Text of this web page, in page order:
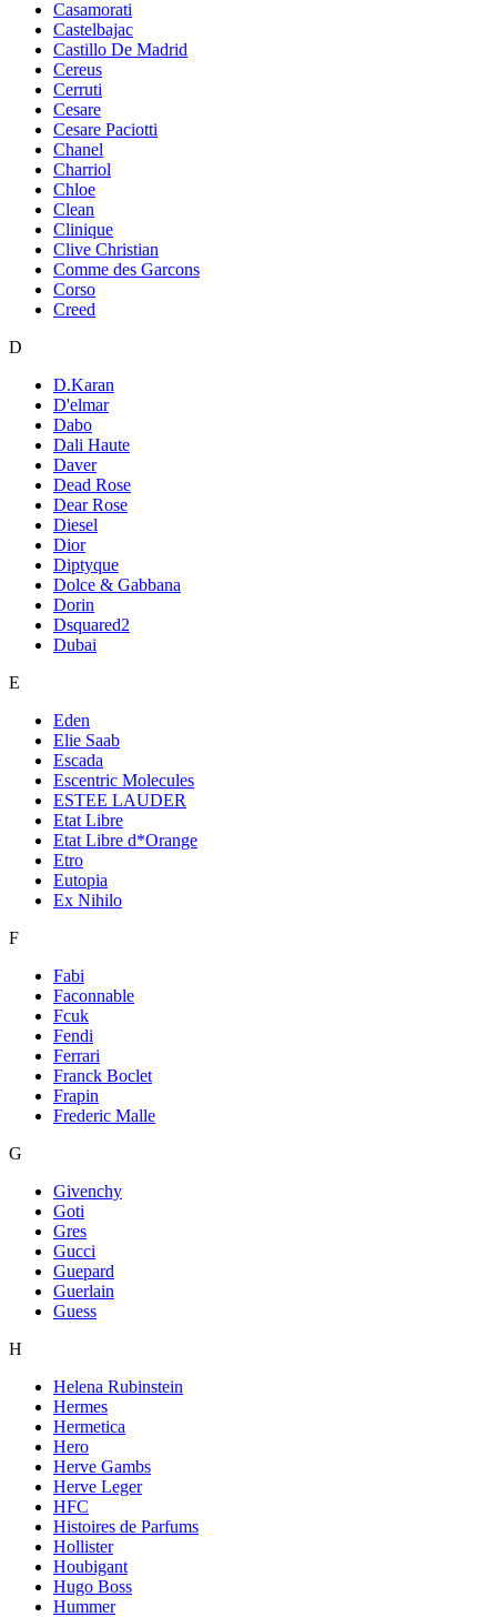
Casamorati
Castelbajac
Castillo De Madrid
Cereus
Cerruti
Cesare
Cesare Paciotti
Chanel
Charriol
Chloe
Clean
Clinique
Clive Christian
Comme des Garcons
Corso
Creed
D
D.Karan
D'elmar
Dabo
Dali Haute
Daver
Dead Rose
Dear Rose
Diesel
Dior
Diptyque
Dolce & Gabbana
Dorin
Dsquared2
Dubai
E
Eden
Elie Saab
Escada
Escentric Molecules
ESTEE LAUDER
Etat Libre
Etat Libre d*Orange
Etro
Eutopia
Ex Nihilo
F
Fabi
Faconnable
Fcuk
Fendi
Ferrari
Franck Boclet
Frapin
Frederic Malle
G
Givenchy
Goti
Gres
Gucci
Guepard
Guerlain
Guess
H
Helena Rubinstein
Hermes
Hermetica
Hero
Herve Gambs
Herve Leger
HFC
Histoires de Parfums
Hollister
Houbigant
Hugo Boss
Hummer